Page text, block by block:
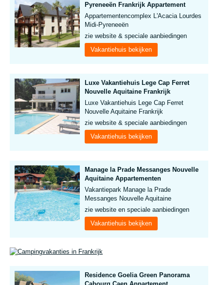
Pyreneeën Frankrijk Appartement
Appartementencomplex L'Acacia Lourdes
Midi-Pyreneeën
zie website & speciale aanbiedingen
Vakantiehuis bekijken
Luxe Vakantiehuis Lege Cap Ferret
Nouvelle Aquitaine Frankrijk
Luxe Vakantiehuis Lege Cap Ferret
Nouvelle Aquitaine Frankrijk
zie website & speciale aanbiedingen
Vakantiehuis bekijken
Manage la Prade Messanges Nouvelle
Aquitaine Appartementen
Vakantiepark Manage la Prade
Messanges Nouvelle Aquitaine
zie website en speciale aanbiedingen
Vakantiehuis bekijken
Residence Goelia Green Panorama